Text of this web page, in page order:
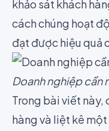
khảo sát khách
cách chúng hoạt
đạt được hiệu quả
Doanh nghiệp cần
Trong bài viết này,
hàng và liệt kê